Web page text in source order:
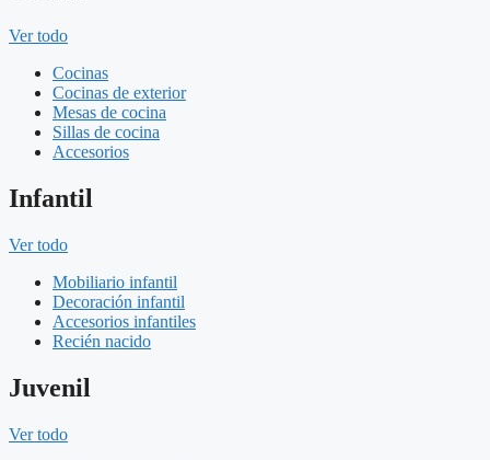
Ver todo
Cocinas
Cocinas de exterior
Mesas de cocina
Sillas de cocina
Accesorios
Infantil
Ver todo
Mobiliario infantil
Decoración infantil
Accesorios infantiles
Recién nacido
Juvenil
Ver todo